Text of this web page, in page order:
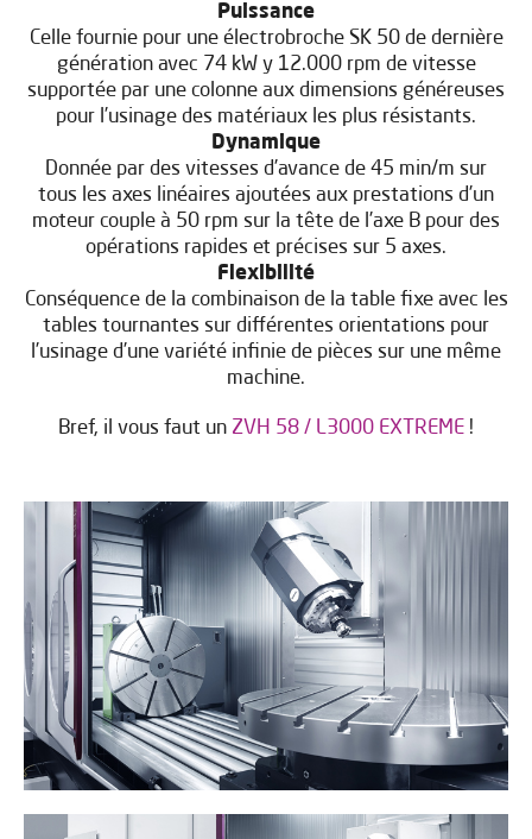
Puissance
Celle fournie pour une électrobroche SK 50 de dernière
génération avec 74 kW y 12.000 rpm de vitesse
supportée par une colonne aux dimensions généreuses
pour l’usinage des matériaux les plus résistants.
Dynamique
Donnée par des vitesses d’avance de 45 min/m sur
tous les axes linéaires ajoutées aux prestations d’un
moteur couple à 50 rpm sur la tête de l’axe B pour des
opérations rapides et précises sur 5 axes.
Flexibilité
Conséquence de la combinaison de la table fixe avec les
tables tournantes sur différentes orientations pour
l’usinage d’une variété infinie de pièces sur une même
machine.
Bref, il vous faut un ZVH 58 / L3000 EXTREME !